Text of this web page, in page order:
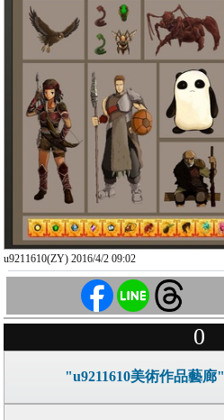
u9211610(ZY) 2016/4/2 09:02
0
"u9211610美術作品藝廊"